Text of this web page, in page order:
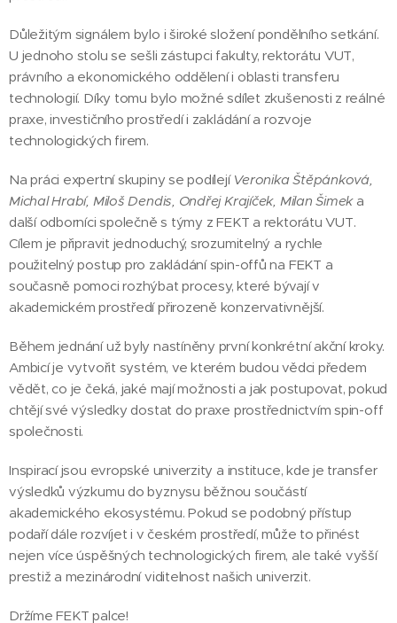
Důležitým signálem bylo i široké složení pondělního setkání.
U jednoho stolu se sešli zástupci fakulty, rektorátu VUT,
právního a ekonomického oddělení i oblasti transferu
technologií. Díky tomu bylo možné sdílet zkušenosti z reálné
praxe, investičního prostředí i zakládání a rozvoje
technologických firem.
Na práci expertní skupiny se podílejí Veronika Štěpánková,
Michal Hrabí, Miloš Dendis, Ondřej Krajíček, Milan Šimeka
další odborníci společně s týmy z FEKT a rektorátu VUT.
Cílem je připravit jednoduchý, srozumitelný a rychle
použitelný postup pro zakládání spin-offů na FEKT a
současně pomoci rozhýbat procesy, které bývají v
akademickém prostředí přirozeně konzervativnější.
Během jednání už byly nastíněny první konkrétní akční kroky.
Ambicí je vytvořit systém, ve kterém budou vědci předem
vědět, co je čeká, jaké mají možnosti a jak postupovat, pokud
chtějí své výsledky dostat do praxe prostřednictvím spin-off
společnosti.
Inspirací jsou evropské univerzity a instituce, kde je transfer
výsledků výzkumu do byznysu běžnou součástí
akademického ekosystému. Pokud se podobný přístup
podaří dále rozvíjet i v českém prostředí, může to přinést
nejen více úspěšných technologických firem, ale také vyšší
prestiž a mezinárodní viditelnost našich univerzit.
Držíme FEKT palce!